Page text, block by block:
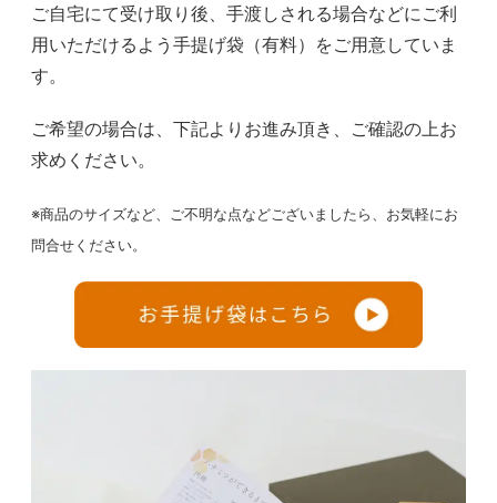
ご自宅にて受け取り後、手渡しされる場合などにご利
用いただけるよう手提げ袋（有料）をご用意していま
す。
ご希望の場合は、下記よりお進み頂き、ご確認の上お
求めください。
※商品のサイズなど、ご不明な点などございましたら、お気軽にお
問合せください。